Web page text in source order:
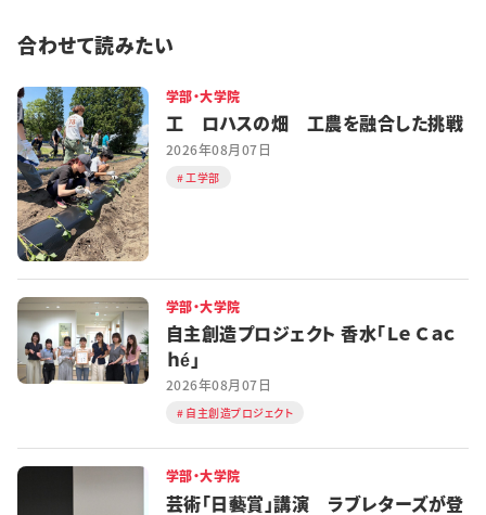
合わせて読みたい
学部・大学院
工 ロハスの畑 工農を融合した挑戦
2026年08月07日
工学部
学部・大学院
自主創造プロジェクト 香水「Ｌｅ Ｃａｃ
ｈé」
2026年08月07日
自主創造プロジェクト
学部・大学院
芸術「日藝賞」講演 ラブレターズが登